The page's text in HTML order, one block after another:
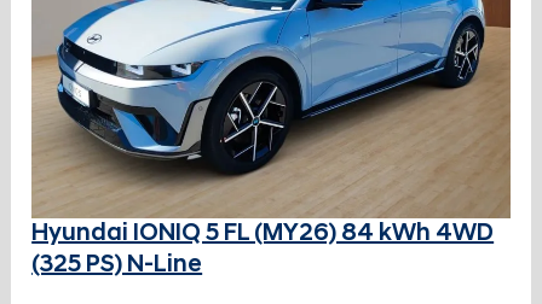
Hyundai IONIQ 5 FL (MY26) 84 kWh 4WD
(325 PS) N-Line